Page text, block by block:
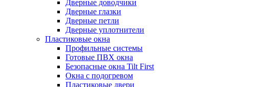
Дверные доводчики
Дверные глазки
Дверные петли
Дверные уплотнители
Пластиковые окна
Профильные системы
Готовые ПВХ окна
Безопасные окна Tilt First
Окна с подогревом
Пластиковые двери